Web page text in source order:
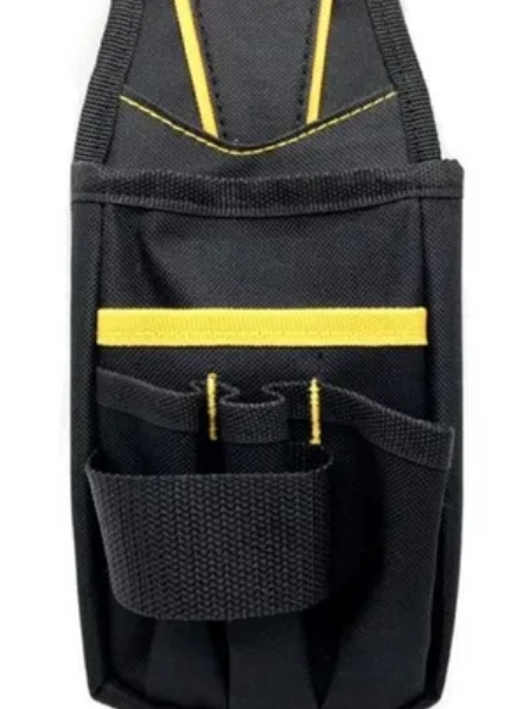
PORTABANNERS
PLACAS RIGIDAS
CARTELERIA
IMANES
ILUMINACION LED
IMPRESIONES
CHAPAS METALICAS
IMANES